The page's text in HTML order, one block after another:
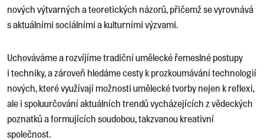
nových výtvarných a teoretických názorů, přičemž se vyrovnává
s aktuálními sociálními a kulturními výzvami.
Uchováváme a rozvíjíme tradiční umělecké řemeslné postupy
i techniky, a zároveň hledáme cesty k prozkoumávání technologií
nových, které využívají možnosti umělecké tvorby nejen k reflexi,
ale i spoluurčování aktuálních trendů vycházejících z vědeckých
poznatků a formujících soudobou, takzvanou kreativní
společnost.